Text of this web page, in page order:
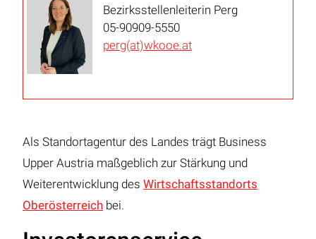
Bezirksstellenleiterin Perg
05-90909-5550
perg(at)wkooe.at
Als Standortagentur des Landes trägt Business
Upper Austria maßgeblich zur Stärkung und
Weiterentwicklung des Wirtschaftsstandorts
Oberösterreich bei.